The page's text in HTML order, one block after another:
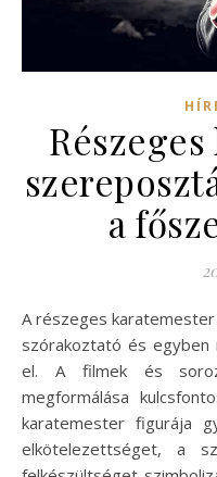
a
A részeges karatemester szereposztás olyan téma, amely
szórakoztató és egyben
el. A filmek és
megformálása
karatemester figurája
elkötelezettséget, a